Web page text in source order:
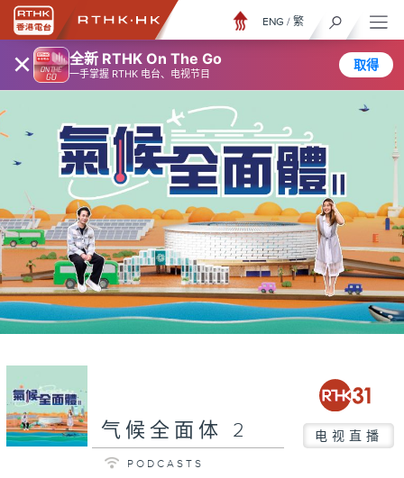
× 全新 RTHK On The Go
一手掌握 RTHK 电台、电视节目
取得
ENG / 繁
气候全面体 2 电视直播
PODCASTS